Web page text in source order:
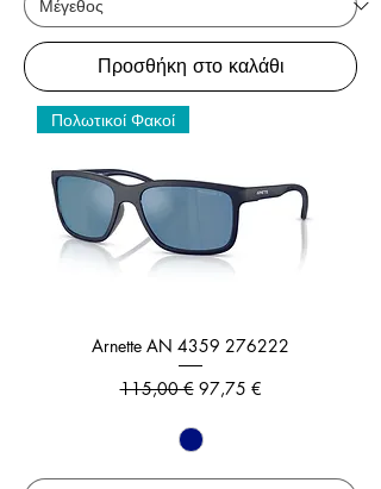
Προσθήκη στο καλάθι
Πολωτικοί Φακοί
Arnette AN 4359 276222
Κανονική τιμή
115,00 € Τιμή Έκπτωσης
97,75 €